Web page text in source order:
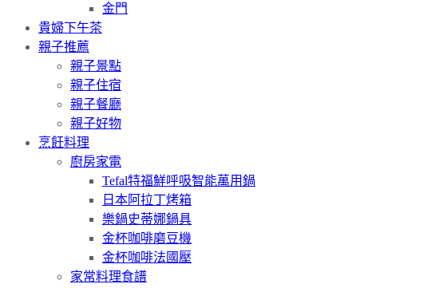
金門
貴婦下午茶
親子推薦
親子景點
親子住宿
親子餐廳
親子好物
烹飪料理
廚房家電
Tefal特福鮮呼吸智能萬用鍋
日本阿拉丁烤箱
樂鍋史蒂娜鍋具
金杯咖啡磨豆機
金杯咖啡法國壓
家常料理食譜